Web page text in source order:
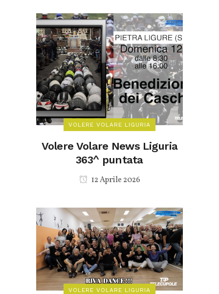
VOLERE VOLARE LIGURIA
Volere Volare News Liguria
363^ puntata
12 Aprile 2026
VOLERE VOLARE LIGURIA